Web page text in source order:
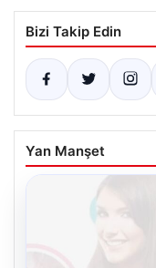
Bizi Takip Edin
Yan Manşet